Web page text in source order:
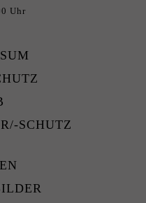
Uhr
SCHUTZ